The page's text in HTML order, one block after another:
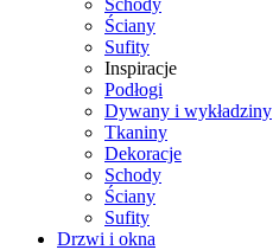
Schody
Ściany
Sufity
Inspiracje
Podłogi
Dywany i wykładziny
Tkaniny
Dekoracje
Schody
Ściany
Sufity
Drzwi i okna